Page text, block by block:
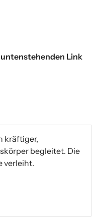
Link
kräftiger,
begleitet. Die
verleiht.